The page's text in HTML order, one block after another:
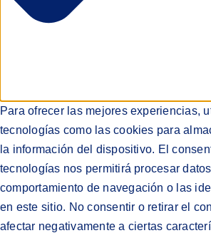
Para ofrecer las mejores experiencias,
tecnologías como las cookies para
la información del dispositivo. El
tecnologías nos permitirá procesar
comportamiento de navegación o las
en este sitio. No consentir o retirar el
afectar negativamente a ciertas